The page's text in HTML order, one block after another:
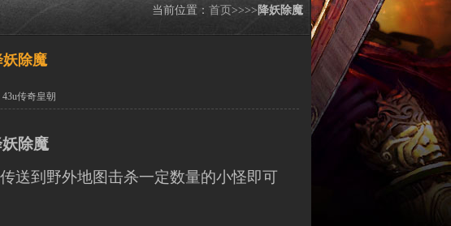
当前位置： 首页 >>>> 降妖除魔
妖除魔
43u传奇皇朝
妖除魔
送到野外地图击杀一定数量的小怪即可